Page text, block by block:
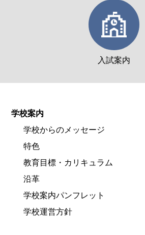
入試案内
学校案内
学校からのメッセージ
特色
教育目標・カリキュラム
沿革
学校案内パンフレット
学校運営方針